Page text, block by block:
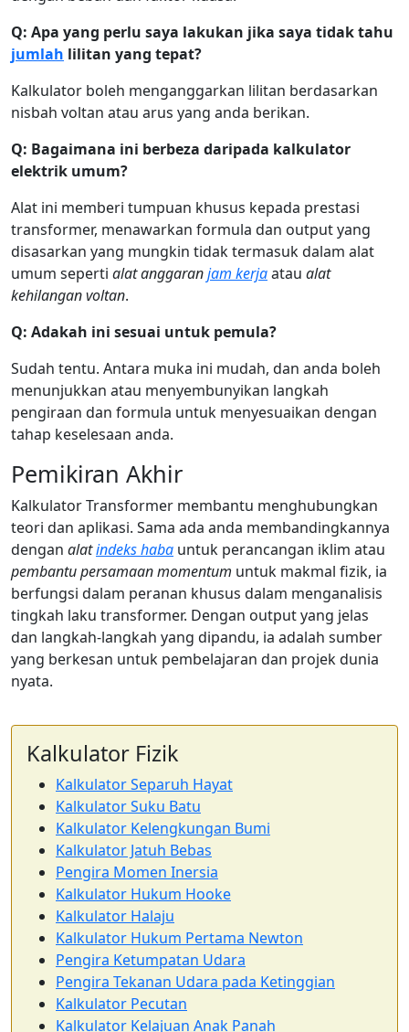
Q: Apa yang perlu saya lakukan jika saya tidak tahu
jumlah lilitan yang tepat?
Kalkulator boleh menganggarkan lilitan berdasarkan
nisbah voltan atau arus yang anda berikan.
Q: Bagaimana ini berbeza daripada kalkulator
elektrik umum?
Alat ini memberi tumpuan khusus kepada prestasi
transformer, menawarkan formula dan output yang
disasarkan yang mungkin tidak termasuk dalam alat
umum seperti alat anggaranjam kerjaatau alat
kehilangan voltan.
Q: Adakah ini sesuai untuk pemula?
Sudah tentu. Antara muka ini mudah, dan anda boleh
menunjukkan atau menyembunyikan langkah
pengiraan dan formula untuk menyesuaikan dengan
tahap keselesaan anda.
Pemikiran Akhir
Kalkulator Transformer membantu menghubungkan
teori dan aplikasi. Sama ada anda membandingkannya
dengan alatindeks haba untuk perancangan iklim atau
pembantu persamaan momentum untuk makmal fizik, ia
berfungsi dalam peranan khusus dalam menganalisis
tingkah laku transformer. Dengan output yang jelas
dan langkah-langkah yang dipandu, ia adalah sumber
yang berkesan untuk pembelajaran dan projek dunia
nyata.
Kalkulator Fizik
Kalkulator Separuh Hayat
Kalkulator Suku Batu
Kalkulator Kelengkungan Bumi
Kalkulator Jatuh Bebas
Pengira Momen Inersia
Kalkulator Hukum Hooke
Kalkulator Halaju
Kalkulator Hukum Pertama Newton
Pengira Ketumpatan Udara
Pengira Tekanan Udara pada Ketinggian
Kalkulator Pecutan
Kalkulator Kelajuan Anak Panah